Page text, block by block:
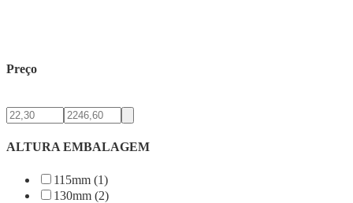
Preço
ALTURA EMBALAGEM
115mm (1)
130mm (2)